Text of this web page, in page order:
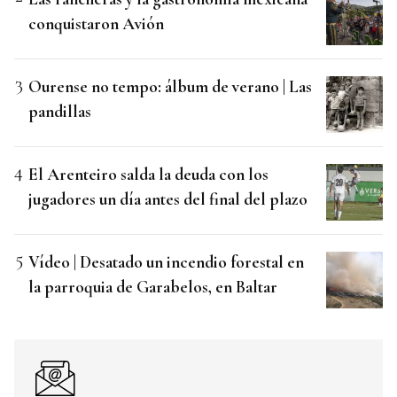
conquistaron Avión
Ourense no tempo: álbum de verano | Las
pandillas
El Arenteiro salda la deuda con los
jugadores un día antes del final del plazo
Vídeo | Desatado un incendio forestal en
la parroquia de Garabelos, en Baltar